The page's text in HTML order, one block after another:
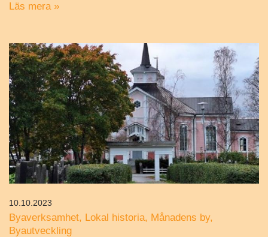
Läs mera »
Byaverksamhet Lokal historia Månadens by
Byautveckling
10.10.2023